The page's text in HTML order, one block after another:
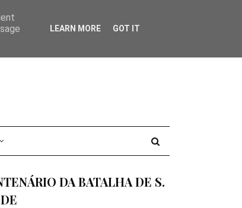
DA BATALHA DE S.
LEARN MORE GOT IT